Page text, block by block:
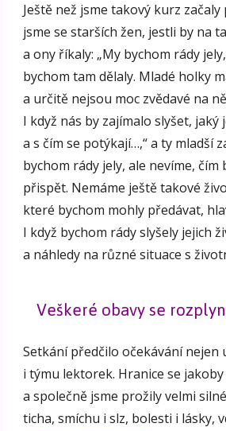
Ještě než jsme takový kurz
jsme se starších žen, jestli by na
a ony říkaly: „My bychom rády
bychom tam dělaly. Mladé holky
a určitě nejsou moc zvědavé na
I když nás by zajímalo slyšet,
a s čím se potýkají…,“ a ty mladší
bychom rády jely, ale nevíme, čím
přispět. Nemáme ještě takové
které bychom mohly předávat,
I když bychom rády slyšely jejich
a náhledy na různé situace s
Veškeré obavy se
Setkání předčilo očekávání nejen
i týmu lektorek. Hranice se
a společně jsme prožily velmi
ticha, smíchu i slz, bolesti i lásky,